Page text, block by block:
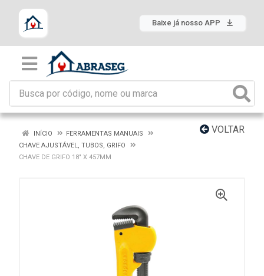
Baixe já nosso APP
VOLTAR
INÍCIO
FERRAMENTAS MANUAIS
CHAVE AJUSTÁVEL, TUBOS, GRIFO
CHAVE DE GRIFO 18" X 457MM